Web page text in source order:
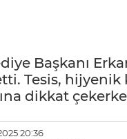
Başkanı
Tesis,
dikkat
20:36